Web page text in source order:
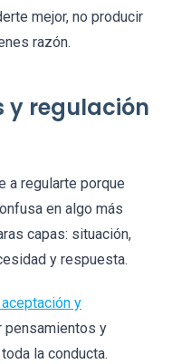
mejor, no producir
razón.
y regulación
a regularte porque
en algo más
capas: situación,
y respuesta.
y
pensamientos y
la conducta.